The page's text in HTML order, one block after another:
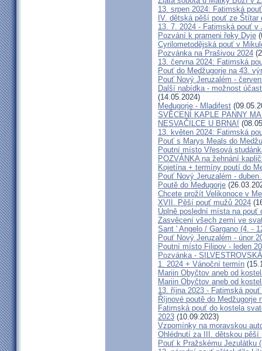
13. srpen 2024: Fatimská
IV. dětská pěší pouť ze Štítar
13. 7. 2024 - Fatimská pouť
Pozvání k prameni řeky Dyje
Cyrilometodějská pouť v
Pozvánka na Prašivou 2024
13. června 2024: Fatimská
Pouť do Medžugorje na 43.
Pouť Nový Jeruzalém -
Další nabídka - možnost
(14.05.2024)
Međugorje - Mladifest
SVĚCENÍ KAPLE PANNY
NESVAČILCE U BRNA!
13. květen 2024: Fatimská
Pouť s Marys Meals do
Poutní místo Vřesová
POZVÁNKA na žehnání
Kojetína + termíny poutí do
Pouť Nový Jeruzalém - duben
Poutě do Međugorje
Chcete prožít Velikonoce v
XVII. Pěší pouť mužů 2024
Úplně poslední místa na pouť
Zasvěcení všech zemí ve
Sant ' Angelo / Gargano (4. -
Pouť Nový Jeruzalém - únor
Poutní místo Filipov - leden
Pozvánka -
1. 2024 + Vánoční termín
Mariin Obyčtov aneb od
Mariin Obyčtov aneb od
13. října 2023 - Fatimská
Říjnové poutě do Medžugorje
Fatimská pouť do kostela
2023 (10.09.2023)
Vzpomínky na moravskou
Ohlédnutí za III. dětskou pěší
Pouť k Pražskému Jezulátku